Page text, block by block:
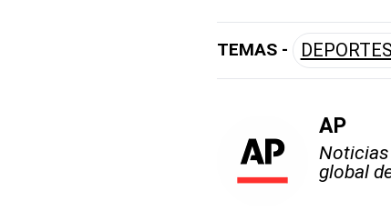
TEMAS - DEPORTES
AP
Noticias
global